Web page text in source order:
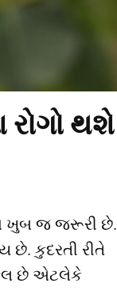
થશે
ખુબ જ જરૂરી છે.
છે. કુદરતી રીતે
છે એટલેકે